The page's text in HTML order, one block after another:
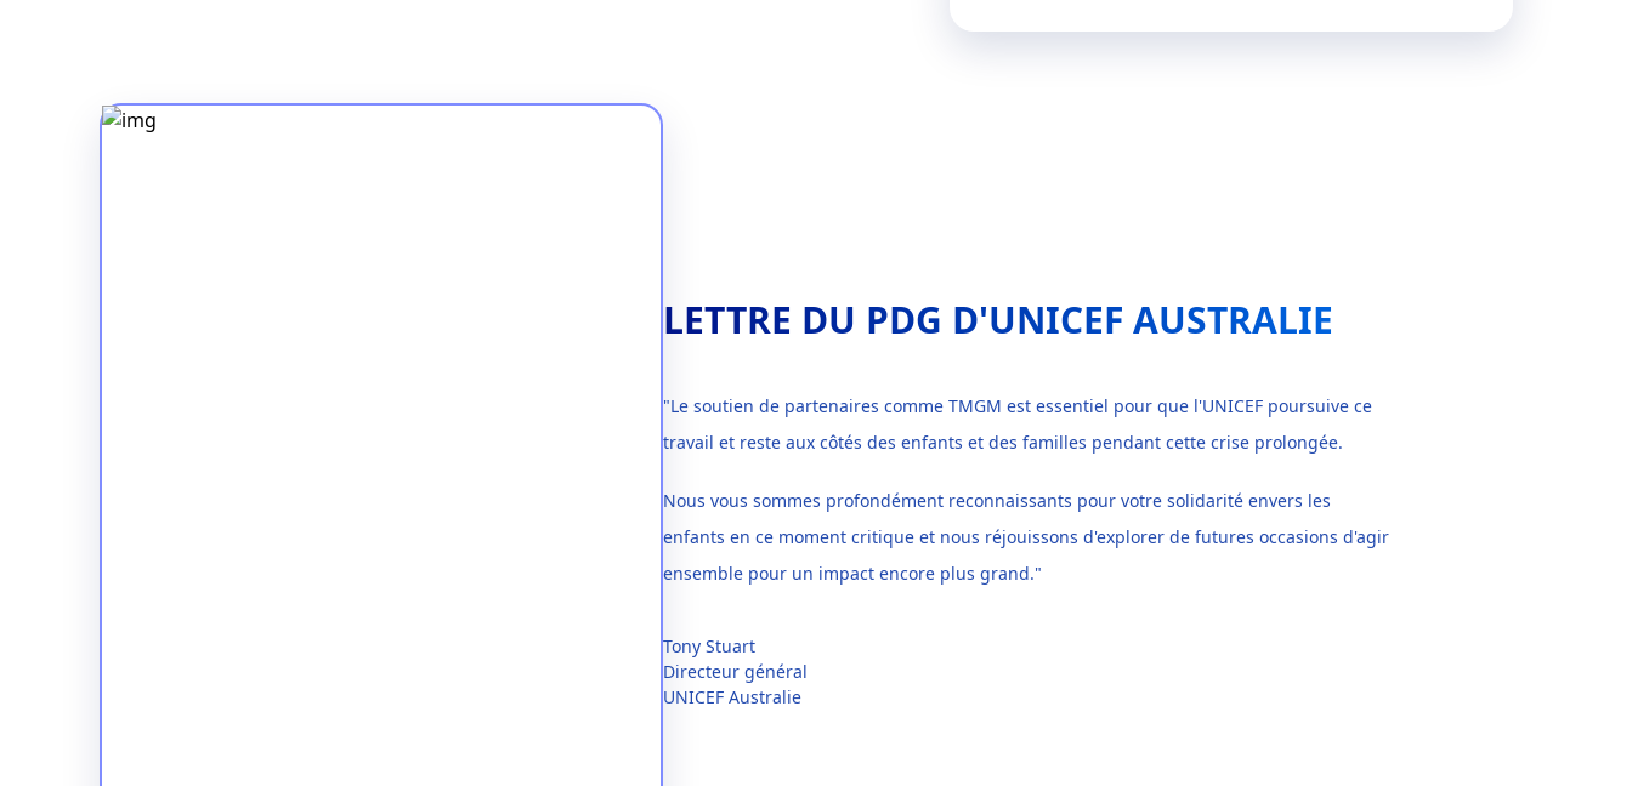
LETTRE DU PDG D'UNICEF AUSTRALIE
"Le soutien de partenaires comme TMGM est essentiel pour que l'UNICEF poursuive ce
travail et reste aux côtés des enfants et des familles pendant cette crise prolongée.
Nous vous sommes profondément reconnaissants pour votre solidarité envers les
enfants en ce moment critique et nous réjouissons d'explorer de futures occasions d'agir
ensemble pour un impact encore plus grand."
Tony Stuart
Directeur général
UNICEF Australie